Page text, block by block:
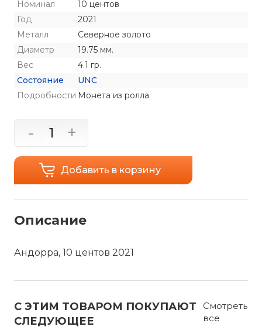
Номинал
10 центов
Год
2021
Металл
Северное золото
Диаметр
19.75 мм.
Вес
4.1 гр.
Состояние
UNC
Подробности Монета из ролла
- +
Добавить в корзину
Описание
Андорра, 10 центов 2021
С ЭТИМ ТОВАРОМ ПОКУПАЮТ
СЛЕДУЮЩЕЕ
Смотреть
все